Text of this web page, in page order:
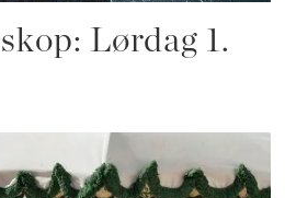
Lørdag 1.